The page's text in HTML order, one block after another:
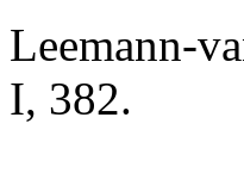
Leemann-
I, 382.